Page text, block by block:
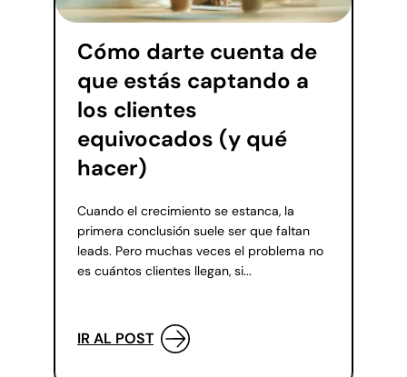
Cómo darte cuenta de
que estás captando a
los clientes
equivocados (y qué
hacer)
Cuando el crecimiento se estanca, la
primera conclusión suele ser que faltan
leads. Pero muchas veces el problema no
es cuántos clientes llegan, si...
IR AL POST